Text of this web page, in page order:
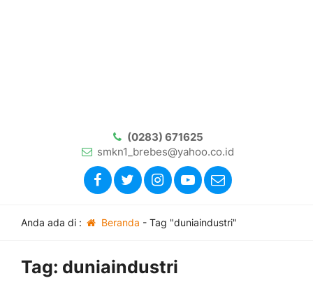
(0283) 671625
smkn1_brebes@yahoo.co.id
Anda ada di : Beranda - Tag "duniaindustri"
Tag: duniaindustri